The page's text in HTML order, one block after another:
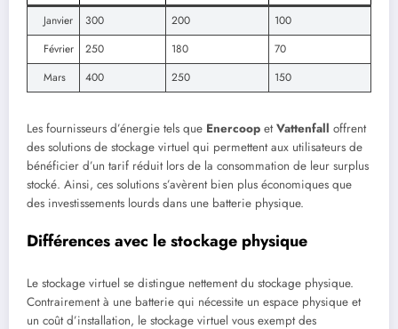
Janvier
300 200
100
Février
250 180
70
Mars
400 250 150
Les fournisseurs d’énergie tels que Enercoop etVattenfall offrent
des solutions de stockage virtuel qui permettent aux utilisateurs de
bénéficier d’un tarif réduit lors de la consommation de leur surplus
stocké. Ainsi, ces solutions s’avèrent bien plus économiques que
des investissements lourds dans une batterie physique.
Différences avec le stockage physique
Le stockage virtuel se distingue nettement du stockage physique.
Contrairement à une batterie qui nécessite un espace physique et
un coût d’installation, le stockage virtuel vous exempt des